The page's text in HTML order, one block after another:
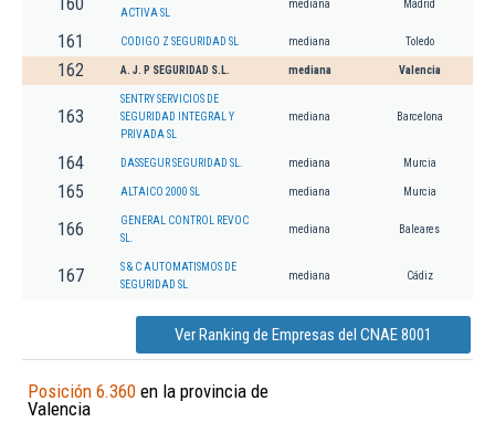
ACTIVA SL
mediana Madrid
161 CODIGO Z SEGURIDAD SL mediana Toledo
162 A. J. P SEGURIDAD S.L. mediana Valencia
163
SENTRY SERVICIOS DE
SEGURIDAD INTEGRAL Y
PRIVADA SL
mediana Barcelona
164 DASSEGUR SEGURIDAD SL. mediana Murcia
165 ALTAICO 2000 SL mediana Murcia
166
GENERAL CONTROL REVOC
SL.
mediana Baleares
167
S & C AUTOMATISMOS DE
SEGURIDAD SL
mediana Cádiz
Ver Ranking de Empresas del CNAE 8001
Posición 6.360 en la provincia de
Valencia